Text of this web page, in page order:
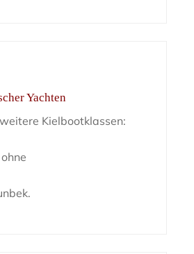
Yachten
weitere Kielbootklassen:
ohne